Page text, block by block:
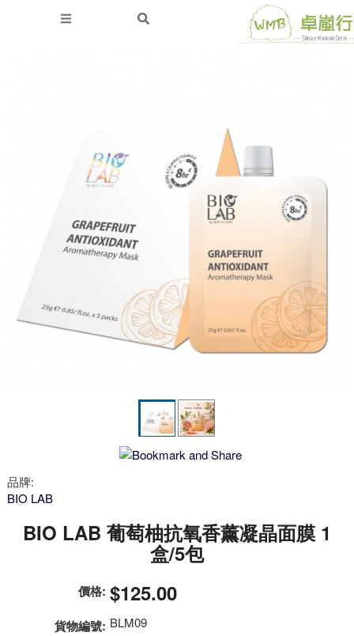
品牌:
BIO LAB
BIO LAB 葡萄柚抗氧香薰凝晶面膜 1
盒/5包
價格: $125.00
貨物編號: BLM09